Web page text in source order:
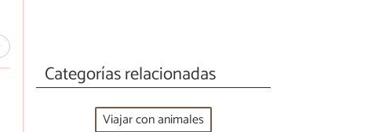
Categorías relacionadas
Viajar con animales